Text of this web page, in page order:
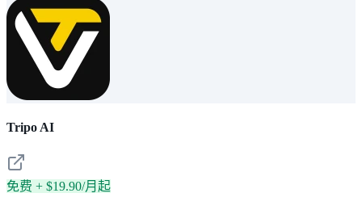
Tripo AI
免费 + $19.90/月起